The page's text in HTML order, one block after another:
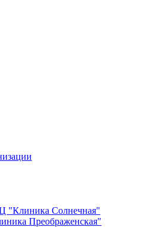
Солнечная"
Преображенская"